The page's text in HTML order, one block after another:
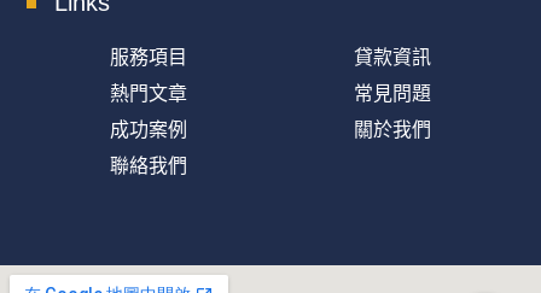
服務項目
貸款資訊
熱門文章
常見問題
成功案例
關於我們
聯絡我們